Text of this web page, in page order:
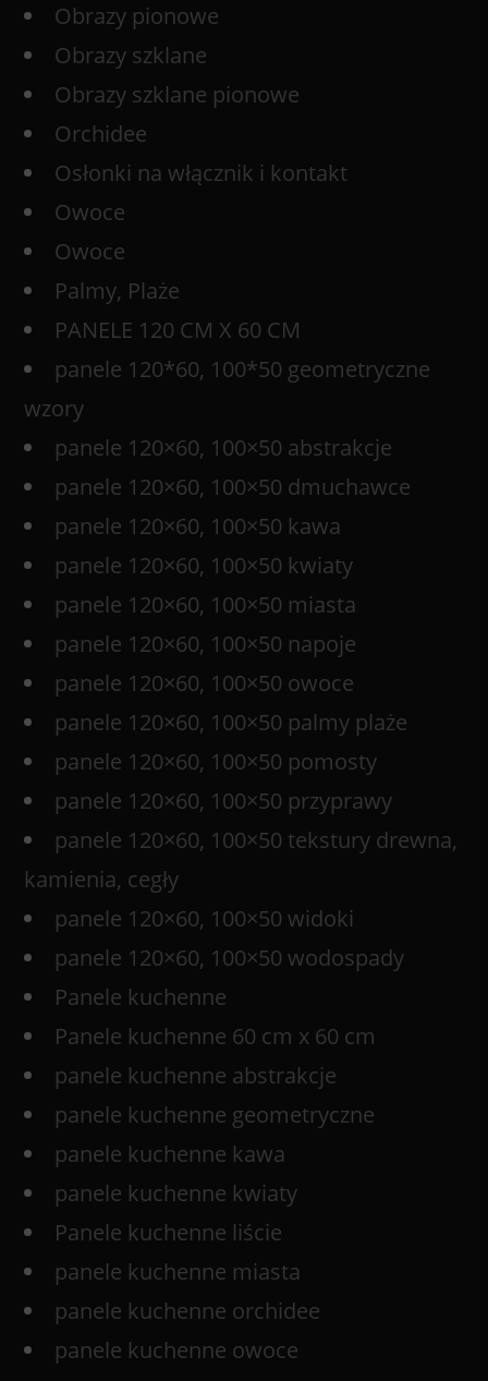
Obrazy pionowe
Obrazy szklane
Obrazy szklane pionowe
Orchidee
Osłonki na włącznik i kontakt
Owoce
Owoce
Palmy, Plaże
PANELE 120 CM X 60 CM
panele 120*60, 100*50 geometryczne
wzory
panele 120×60, 100×50 abstrakcje
panele 120×60, 100×50 dmuchawce
panele 120×60, 100×50 kawa
panele 120×60, 100×50 kwiaty
panele 120×60, 100×50 miasta
panele 120×60, 100×50 napoje
panele 120×60, 100×50 owoce
panele 120×60, 100×50 palmy plaże
panele 120×60, 100×50 pomosty
panele 120×60, 100×50 przyprawy
panele 120×60, 100×50 tekstury drewna,
kamienia, cegły
panele 120×60, 100×50 widoki
panele 120×60, 100×50 wodospady
Panele kuchenne
Panele kuchenne 60 cm x 60 cm
panele kuchenne abstrakcje
panele kuchenne geometryczne
panele kuchenne kawa
panele kuchenne kwiaty
Panele kuchenne liście
panele kuchenne miasta
panele kuchenne orchidee
panele kuchenne owoce